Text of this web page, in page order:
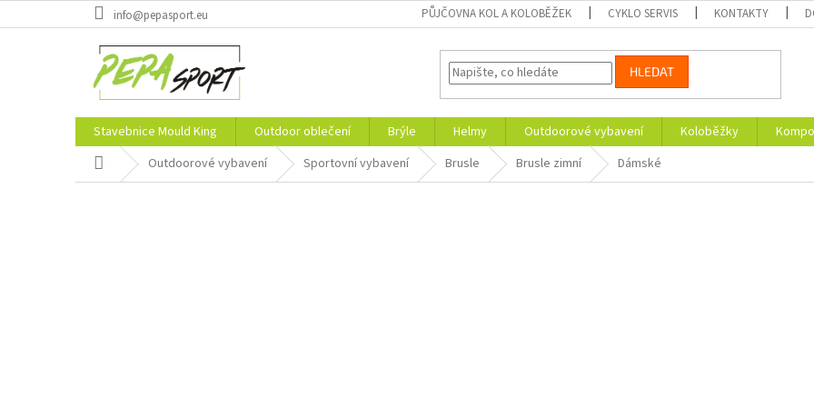
na
info@pepasport.eu PŮJČOVNA KOL A KOLOBĚŽEK CYKLO SERVIS KONTAKTY
HLEDAT
Stavebnice Mould King Outdoor oblečení Brýle Helmy Outdoorové vybavení Koloběžky
Domů Outdoorové vybavení Sportovní vybavení Brusle Brusle zimní Dámské